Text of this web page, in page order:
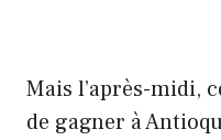
Mais l’après-midi,
de gagner à